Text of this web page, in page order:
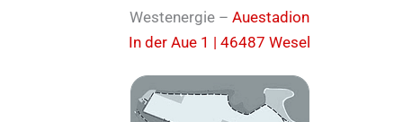
Westenergie – Auestadion
In der Aue 1 | 46487 Wesel